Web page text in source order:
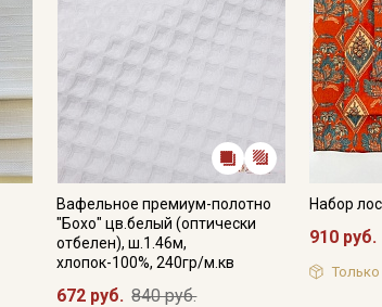
Вафельное премиум-полотно
"Бохо" цв.белый (оптически
отбелен), ш.1.46м,
хлопок-100%, 240гр/м.кв
672 руб. 840 руб.
Набор
910 руб.
Только